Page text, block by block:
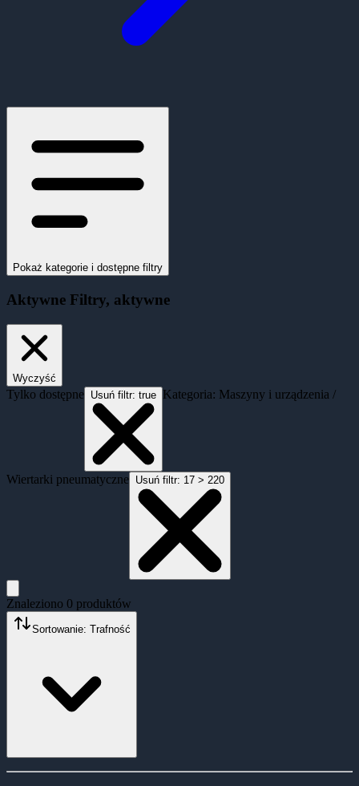
Pokaż kategorie i dostępne filtry
Aktywne Filtry, aktywne
Wyczyść
Tylko dostępne Usuń filtr: true Kategoria: Maszyny i urządzenia /
Wiertarki pneumatyczne Usuń filtr: 17 > 220
Znaleziono 0 produktów
Sortowanie: Trafność